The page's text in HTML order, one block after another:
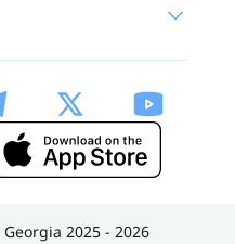
2025 - 2026